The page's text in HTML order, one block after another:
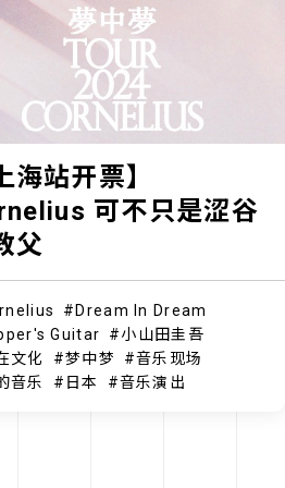
海站开票】
可不只是涩谷
父
Dream In Dream
Guitar
小山田圭吾
文化
梦中梦
音乐现场
音乐
日本 音乐演出